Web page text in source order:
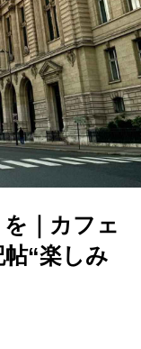
｜カフェ
“楽しみ